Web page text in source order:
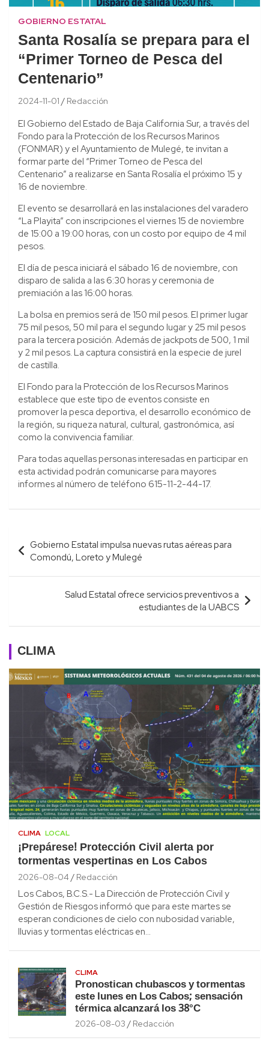
GOBIERNO ESTATAL
Santa Rosalía se prepara para el
“Primer Torneo de Pesca del
Centenario”
2024-11-01 Redacción
El Gobierno del Estado de Baja California Sur, a través del
Fondo para la Protección de los Recursos Marinos
(FONMAR) y el Ayuntamiento de Mulegé, te invitan a
formar parte del “Primer Torneo de Pesca del
Centenario” a realizarse en Santa Rosalía el próximo 15 y
16 de noviembre.
El evento se desarrollará en las instalaciones del varadero
“La Playita” con inscripciones el viernes 15 de noviembre
de 15:00 a 19:00 horas, con un costo por equipo de 4 mil
pesos.
El día de pesca iniciará el sábado 16 de noviembre, con
disparo de salida a las 6:30 horas y ceremonia de
premiación a las 16:00 horas.
La bolsa en premios será de 150 mil pesos. El primer lugar
75 mil pesos, 50 mil para el segundo lugar y 25 mil pesos
para la tercera posición. Además de jackpots de 500, 1 mil
y 2 mil pesos. La captura consistirá en la especie de jurel
de castilla.
El Fondo para la Protección de los Recursos Marinos
establece que este tipo de eventos consiste en
promover la pesca deportiva, el desarrollo económico de
la región, su riqueza natural, cultural, gastronómica, así
como la convivencia familiar.
Para todas aquellas personas interesadas en participar en
esta actividad podrán comunicarse para mayores
informes al número de teléfono 615-11-2-44-17.
Navegación
de
entradas
Gobierno Estatal impulsa nuevas rutas aéreas para
Comondú, Loreto y Mulegé
Salud Estatal ofrece servicios preventivos a
estudiantes de la UABCS
CLIMA
CLIMA LOCAL
¡Prepárese! Protección Civil alerta por
tormentas vespertinas en Los Cabos
2026-08-04 Redacción
Los Cabos, B.C.S.- La Dirección de Protección Civil y
Gestión de Riesgos informó que para este martes se
esperan condiciones de cielo con nubosidad variable,
lluvias y tormentas eléctricas en…
CLIMA
Pronostican chubascos y tormentas
este lunes en Los Cabos; sensación
térmica alcanzará los 38°C
2026-08-03 Redacción